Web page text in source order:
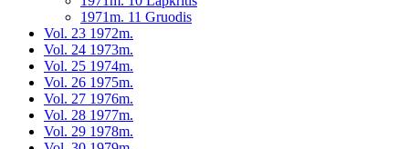
1971m. 11 Gruodis
Vol. 23 1972m.
Vol. 24 1973m.
Vol. 25 1974m.
Vol. 26 1975m.
Vol. 27 1976m.
Vol. 28 1977m.
Vol. 29 1978m.